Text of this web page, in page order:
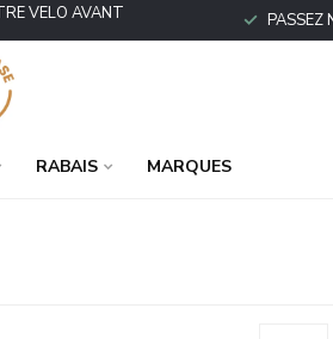
VÉLO AVANT PASSEZ
RABAIS MARQUES